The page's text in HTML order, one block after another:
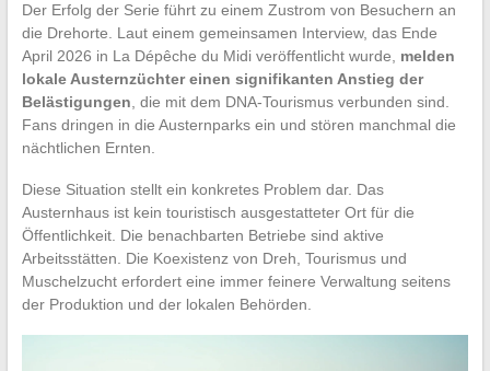
Der Erfolg der Serie führt zu einem Zustrom von Besuchern an
die Drehorte. Laut einem gemeinsamen Interview, das Ende
April 2026 in La Dépêche du Midi veröffentlicht wurde, melden
lokale Austernzüchter einen signifikanten Anstieg der
Belästigungen , die mit dem DNA-Tourismus verbunden sind.
Fans dringen in die Austernparks ein und stören manchmal die
nächtlichen Ernten.
Diese Situation stellt ein konkretes Problem dar. Das
Austernhaus ist kein touristisch ausgestatteter Ort für die
Öffentlichkeit. Die benachbarten Betriebe sind aktive
Arbeitsstätten. Die Koexistenz von Dreh, Tourismus und
Muschelzucht erfordert eine immer feinere Verwaltung seitens
der Produktion und der lokalen Behörden.